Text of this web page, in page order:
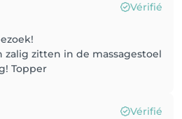
Vérifié
zalig zitten in de massagestoel
Topper
Vérifié